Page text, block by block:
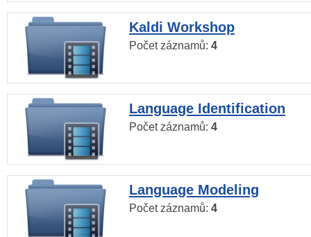
Kaldi Workshop
Počet záznamů: 4
Language Identification
Počet záznamů: 4
Language Modeling
Počet záznamů: 4